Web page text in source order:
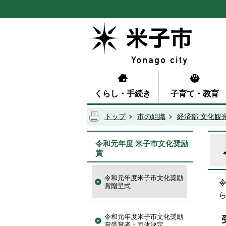
くらし・手続き 子育て・教育
トップ 市の組織 経済部 文化観
令和元年度 米子市文化奨励
賞
令和元年度米子市文化奨励
賞贈呈式
令和元年度米子市文化奨励